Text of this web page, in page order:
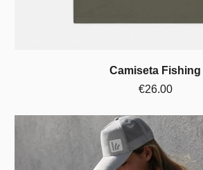
Camiseta Fishing
€26.00